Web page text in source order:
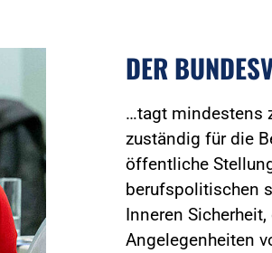
DER
…tagt mindestens
zuständig für die
öffentliche
berufspolitischen
Inneren
Angelegenheiten